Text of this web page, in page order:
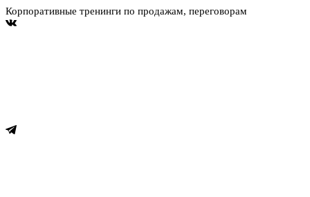
Корпоративные тренинги по продажам, переговорам